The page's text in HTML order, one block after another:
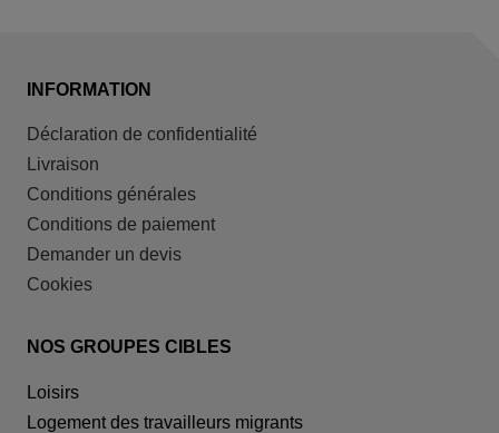
INFORMATION
Déclaration de confidentialité
Livraison
Conditions générales
Conditions de paiement
Demander un devis
Cookies
NOS GROUPES CIBLES
Loisirs
Logement des travailleurs migrants